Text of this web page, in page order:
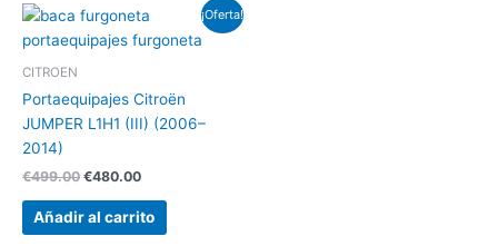
¡Oferta!
CITROEN
Portaequipajes Citroën
JUMPER L1H1 (III) (2006–
2014)
€499.00
El
precio
original
€480.00
El
precio
actual
Añadir al carrito